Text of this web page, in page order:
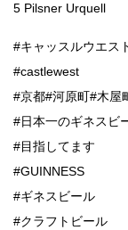
5 Pilsner Urquell
#キャッスルウエス
#castlewest
#京都#河原町#木屋
#日本一のギネスビ
#目指してます
#GUINNESS
#ギネスビール
#クラフトビール